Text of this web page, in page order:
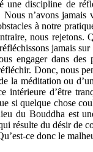
une discipline de
Nous n’avons
à notre
nous rejetons.
jamais
engager dans
Donc, nous
la méditation ou
intérieure d’être
si quelque chose
du Bouddha est
résulte du désir de
ce donc le